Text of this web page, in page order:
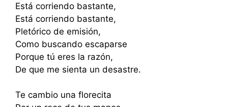
Está corriendo bastante,
Está corriendo bastante,
Pletórico de emisión,
Como buscando escaparse
Porque tú eres la razón,
De que me sienta un desastre.
Te cambio una florecita